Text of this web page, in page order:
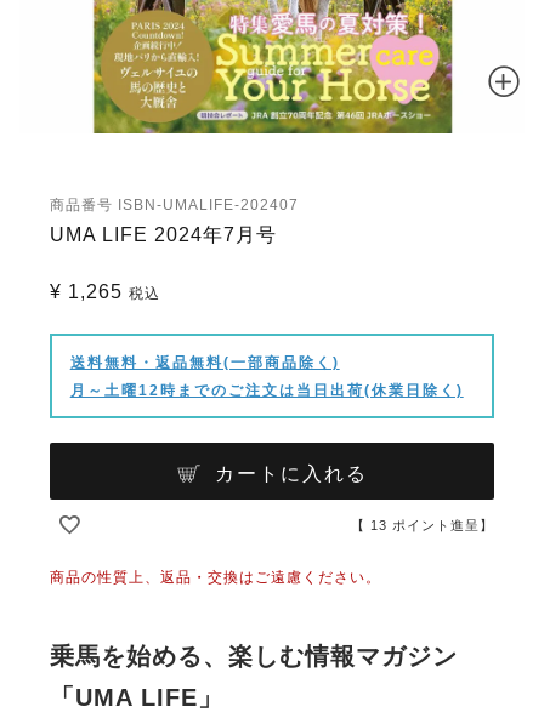
商品番号 ISBN-UMALIFE-202407
UMA LIFE 2024年7月号
¥ 1,265 税込
送料無料・返品無料(一部商品除く)
月～土曜12時までのご注文は当日出荷(休業日除く)
カートに入れる
【 13 ポイント進呈】
商品の性質上、返品・交換はご遠慮ください。
乗馬を始める、楽しむ情報マガジン
「UMA LIFE」